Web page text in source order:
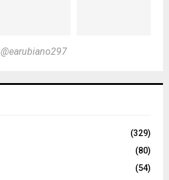
@earubiano297
(329)
(80)
(54)